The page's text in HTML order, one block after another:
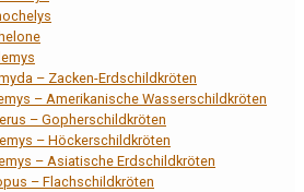
– Zacken-Erdschildkröten
– Amerikanische Wasserschildkröten
– Gopherschildkröten
– Höckerschildkröten
– Asiatische Erdschildkröten
– Flachschildkröten